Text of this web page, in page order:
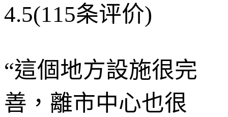
4.5(115条评价)
“這個地方設施很完
善，離市中心也很